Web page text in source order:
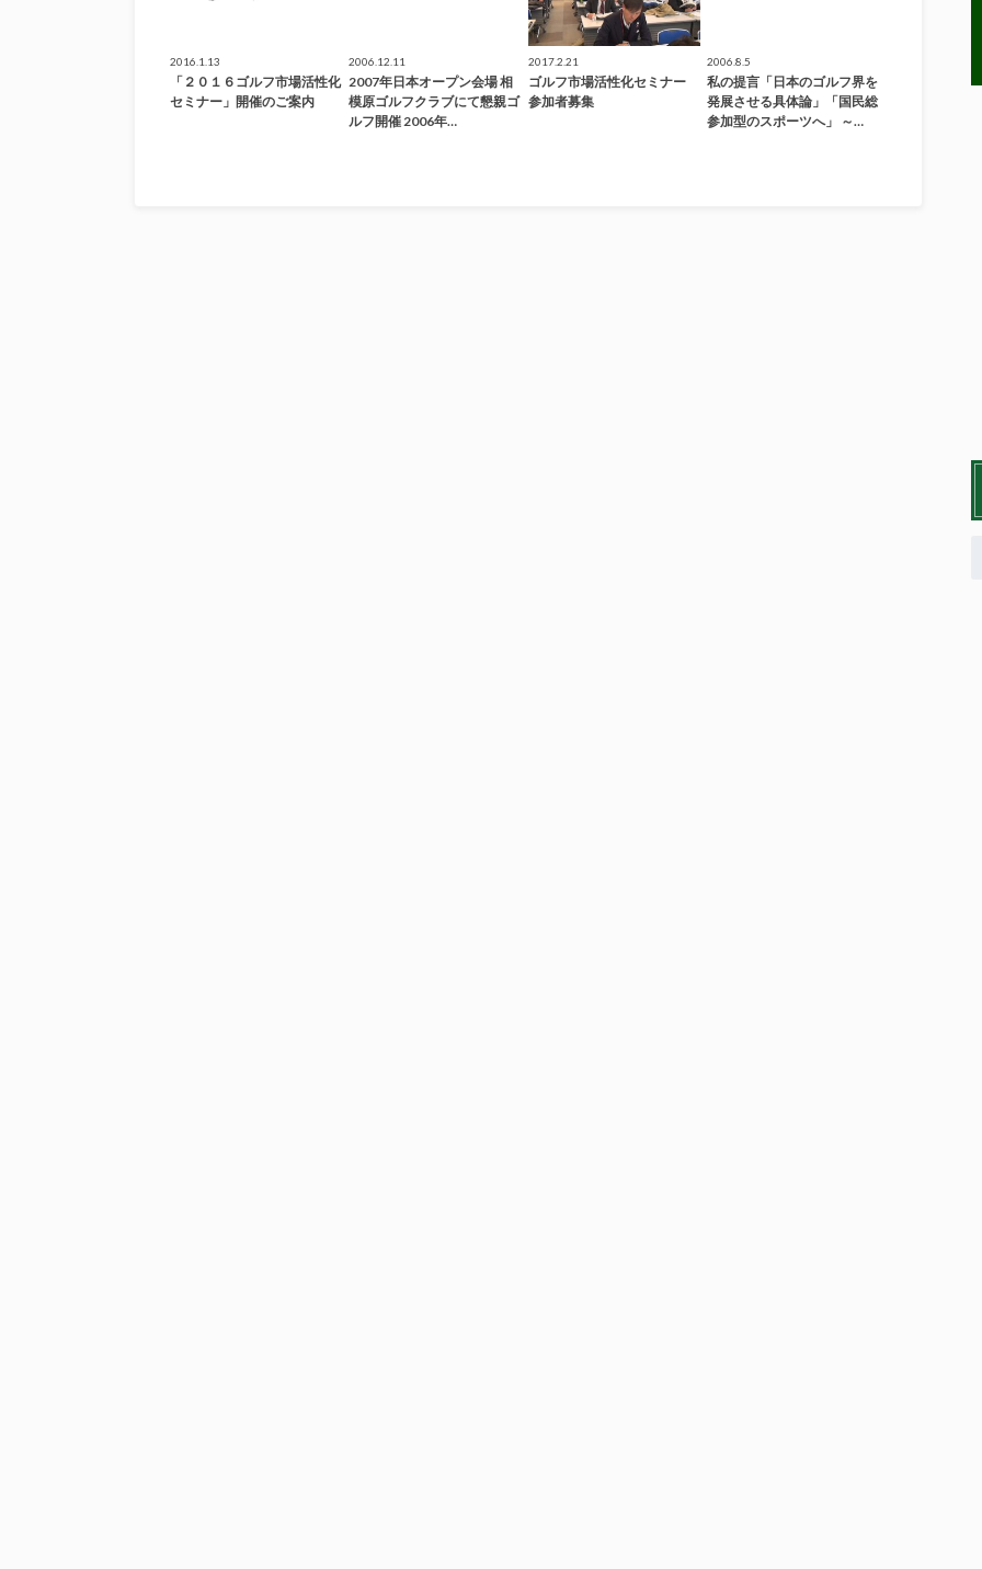
2016.1.13
「２０１６ゴルフ市場活性化
セミナー」開催のご案内
2006.12.11
2007年日本オープン会場 相
模原ゴルフクラブにて懇親ゴ
ルフ開催 2006年…
2017.2.21
ゴルフ市場活性化セミナー
参加者募集
2006.8.5
私の提言「日本のゴルフ界を
発展させる具体論」「国民総
参加型のスポーツへ」 ～…